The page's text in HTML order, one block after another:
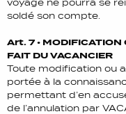
voyage ne pourra se
soldé son compte.
Art. 7 • MODIFICATION
FAIT DU VACANCIER
Toute modification ou
portée à la
permettant d’en
de l’annulation par